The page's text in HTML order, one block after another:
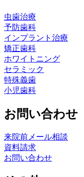
虫歯治療
予防歯科
インプラント治療
矯正歯科
ホワイトニング
セラミック
特殊義歯
小児歯科
お問い合わせ
来院前メール相談
資料請求
お問い合わせ